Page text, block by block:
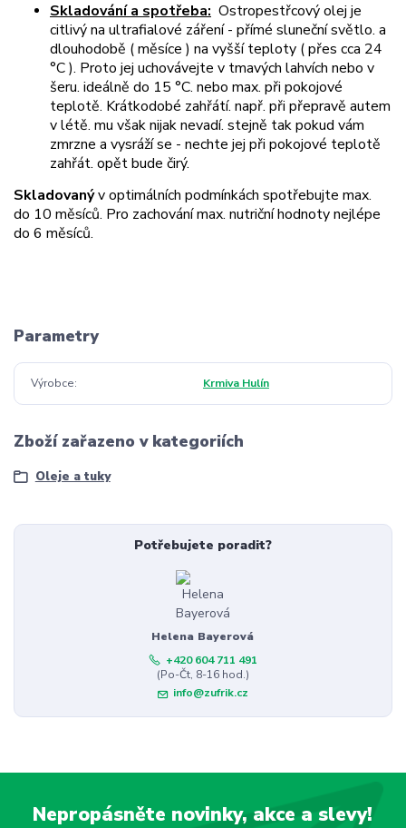
Skladování a spotřeba: Ostropestřcový olej je
citlivý na ultrafialové záření - přímé sluneční světlo. a
dlouhodobě ( měsíce ) na vyšší teploty ( přes cca 24
°C ). Proto jej uchovávejte v tmavých lahvích nebo v
šeru. ideálně do 15 °C. nebo max. při pokojové
teplotě. Krátkodobé zahřátí. např. při přepravě autem
v létě. mu však nijak nevadí. stejně tak pokud vám
zmrzne a vysráží se - nechte jej při pokojové teplotě
zahřát. opět bude čirý.
Skladovanýv optimálních podmínkách spotřebujte max.
do 10 měsíců. Pro zachování max. nutriční hodnoty nejlépe
do 6 měsíců.
Parametry
Výrobce Krmiva Hulín
Zboží zařazeno v kategoriích
Oleje a tuky
Potřebujete poradit?
Helena Bayerová
+420 604 711 491
(Po-Čt, 8-16 hod.)
info@zufrik.cz
Nepropásněte novinky, akce a slevy!